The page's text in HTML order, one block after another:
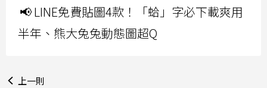
📢 LINE免費貼圖4款！「蛤」字必下載爽用
半年、熊大兔兔動態圖超Q
上一則